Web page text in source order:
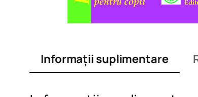
Informații suplimentare